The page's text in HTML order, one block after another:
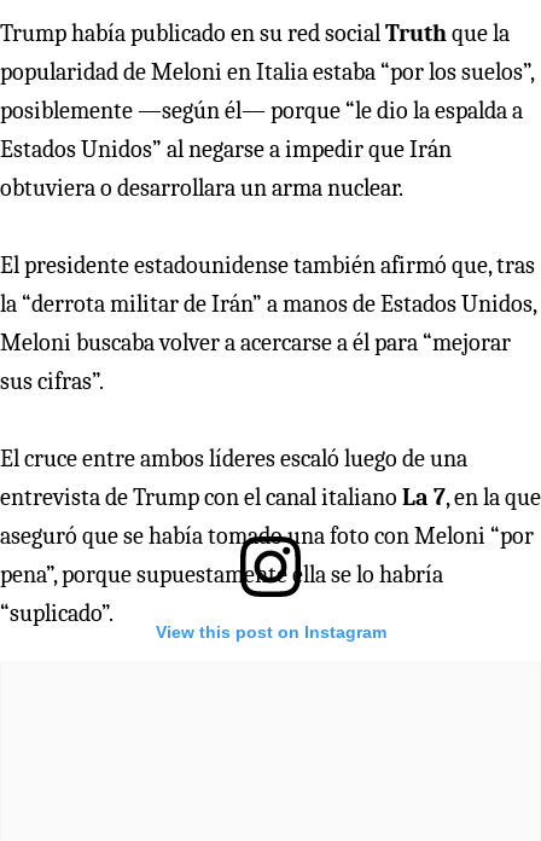
View this post on Instagram
Trump había publicado en su red socialTruthque la
popularidad de Meloni en Italia estaba “por los suelos”,
posiblemente —según él— porque “le dio la espalda a
Estados Unidos” al negarse a impedir que Irán
obtuviera o desarrollara un arma nuclear.
El presidente estadounidense también afirmó que, tras
la “derrota militar de Irán” a manos de Estados Unidos,
Meloni buscaba volver a acercarse a él para “mejorar
sus cifras”.
El cruce entre ambos líderes escaló luego de una
entrevista de Trump con el canal italiano La 7, en la que
aseguró que se había tomado una foto con Meloni “por
pena”, porque supuestamente ella se lo habría
“suplicado”.